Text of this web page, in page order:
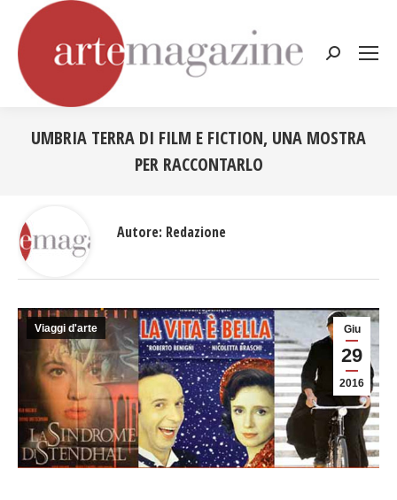
Cerca:
UMBRIA TERRA DI FILM E FICTION, UNA MOSTRA
PER RACCONTARLO
Giu
29
2016
Viaggi d'arte
Autore: Redazione